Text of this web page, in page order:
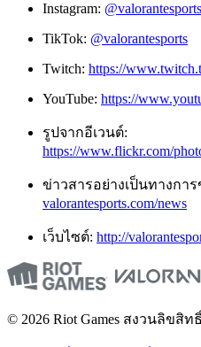
Instagram: @valorantesports
TikTok: @valorantesports
Twitch: https://
YouTube: https://
รูปจากอีเวนต์:
https://www.flickr.com/
ข่าวสารอย่างเป็นทางการ
valorantesports.com/news
เว็บไซต์: http://
© 2026 Riot Games สงวนลิขสิทธิ์